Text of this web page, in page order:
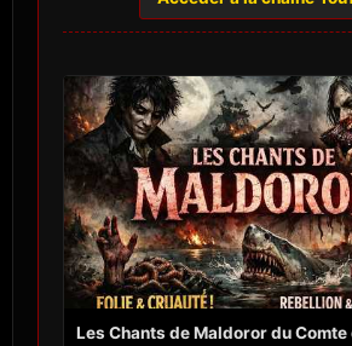
Les Chants de Maldoror du Comte